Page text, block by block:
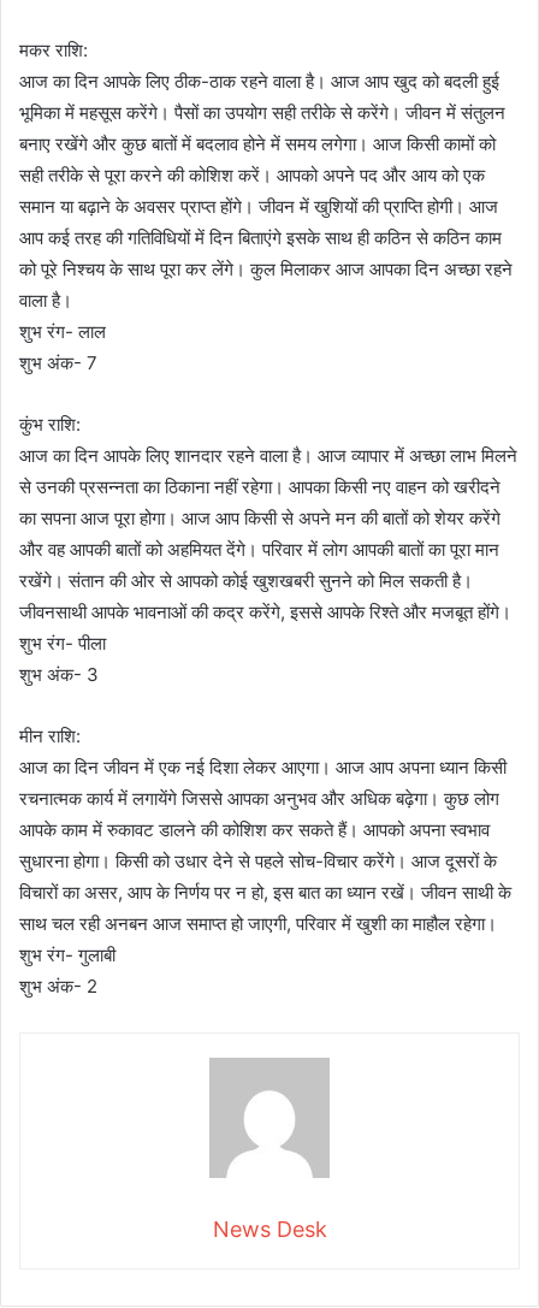
मकर राशि:
आज का दिन आपके लिए ठीक-ठाक रहने वाला है। आज आप खुद को बदली हुई
भूमिका में महसूस करेंगे। पैसों का उपयोग सही तरीके से करेंगे। जीवन में संतुलन
बनाए रखेंगे और कुछ बातों में बदलाव होने में समय लगेगा। आज किसी कामों को
सही तरीके से पूरा करने की कोशिश करें। आपको अपने पद और आय को एक
समान या बढ़ाने के अवसर प्राप्त होंगे। जीवन में खुशियों की प्राप्ति होगी। आज
आप कई तरह की गतिविधियों में दिन बिताएंगे इसके साथ ही कठिन से कठिन काम
को पूरे निश्चय के साथ पूरा कर लेंगे। कुल मिलाकर आज आपका दिन अच्छा रहने
वाला है।
शुभ रंग- लाल
शुभ अंक- 7
कुंभ राशि:
आज का दिन आपके लिए शानदार रहने वाला है। आज व्यापार में अच्छा लाभ मिलने
से उनकी प्रसन्नता का ठिकाना नहीं रहेगा। आपका किसी नए वाहन को खरीदने
का सपना आज पूरा होगा। आज आप किसी से अपने मन की बातों को शेयर करेंगे
और वह आपकी बातों को अहमियत देंगे। परिवार में लोग आपकी बातों का पूरा मान
रखेंगे। संतान की ओर से आपको कोई खुशखबरी सुनने को मिल सकती है।
जीवनसाथी आपके भावनाओं की कद्र करेंगे, इससे आपके रिश्ते और मजबूत होंगे।
शुभ रंग- पीला
शुभ अंक- 3
मीन राशि:
आज का दिन जीवन में एक नई दिशा लेकर आएगा। आज आप अपना ध्यान किसी
रचनात्मक कार्य में लगायेंगे जिससे आपका अनुभव और अधिक बढ़ेगा। कुछ लोग
आपके काम में रुकावट डालने की कोशिश कर सकते हैं। आपको अपना स्वभाव
सुधारना होगा। किसी को उधार देने से पहले सोच-विचार करेंगे। आज दूसरों के
विचारों का असर, आप के निर्णय पर न हो, इस बात का ध्यान रखें। जीवन साथी के
साथ चल रही अनबन आज समाप्त हो जाएगी, परिवार में खुशी का माहौल रहेगा।
शुभ रंग- गुलाबी
शुभ अंक- 2
News Desk